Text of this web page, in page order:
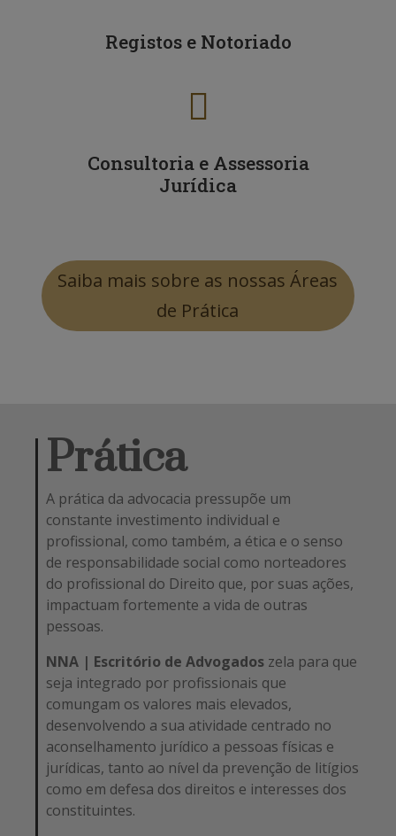
Registos e Notoriado

Consultoria e Assessoria
Jurídica
Saiba mais sobre as nossas Áreas
de Prática
Prática
A prática da advocacia pressupõe um
constante investimento individual e
profissional, como também, a ética e o senso
de responsabilidade social como norteadores
do profissional do Direito que, por suas ações,
impactuam fortemente a vida de outras
pessoas.
NNA | Escritório de Advogados zela para que
seja integrado por profissionais que
comungam os valores mais elevados,
desenvolvendo a sua atividade centrado no
aconselhamento jurídico a pessoas físicas e
jurídicas, tanto ao nível da prevenção de litígios
como em defesa dos direitos e interesses dos
constituintes.